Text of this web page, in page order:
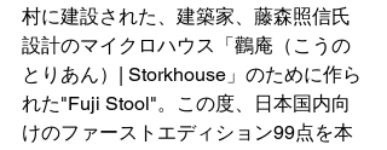
村に建設された、建築家、藤森照信氏
設計のマイクロハウス「鸛庵（こうの
とりあん）| Storkhouse」のために作ら
れた"Fuji Stool"。この度、日本国内向
けのファーストエディション99点を本